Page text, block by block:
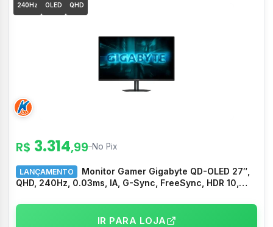
240Hz OLED QHD
R$ 3.314,99–No Pix
LANÇAMENTO
Monitor Gamer Gigabyte QD-OLED 27″,
QHD, 240Hz, 0.03ms, IA, G-Sync, FreeSync, HDR 10,
IR PARA LOJA